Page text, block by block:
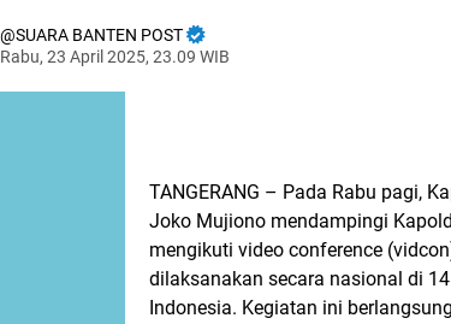
SUARA BANTEN POST
Rabu, 23 April 2025, 23.09 WIB
TANGERANG – Pada Rabu pagi,
Joko Mujiono mendampingi
mengikuti video conference
dilaksanakan secara nasional di
Indonesia. Kegiatan ini